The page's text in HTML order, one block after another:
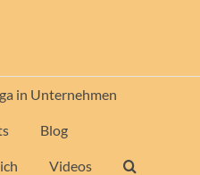
in Unternehmen
Blog
Videos